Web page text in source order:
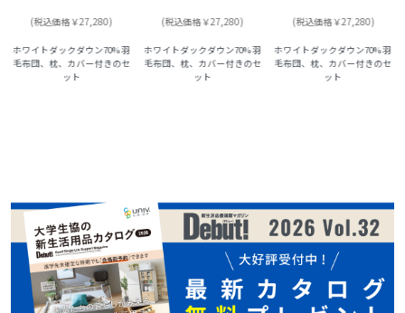
(税込価格￥27,280)
ホワイトダックダウン70% 羽
毛布団、枕、カバー付きのセ
ット
(税込価格￥27,280)
ホワイトダックダウン70% 羽
毛布団、枕、カバー付きのセ
ット
(税込価格￥27,280)
ホワイトダックダウン70% 羽
毛布団、枕、カバー付きのセ
ット